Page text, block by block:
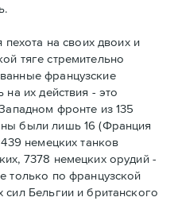
на своих двоих и
тяге стремительно
французские
на их действия - это
фронте из 135
были лишь 16 (Франция
немецких танков
7378 немецких орудий -
только по французской
Бельгии и британского